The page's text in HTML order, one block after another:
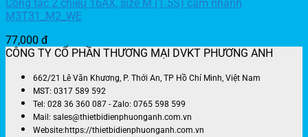
Công tắc 2 chiều 16AX, size M (1.5S) cắm nhanh
M3T31_M2_WE
77,000 đ
CÔNG TY CỔ PHẦN THƯƠNG MẠI DVKT PHƯƠNG ANH
662/21 Lê Văn Khương, P. Thới An, TP Hồ Chí Minh, Việt Nam
MST: 0317 589 592
Tel: 028 36 360 087 - Zalo: 0765 598 599
Mail: sales@thietbidienphuonganh.com.vn
Website:https://thietbidienphuonganh.com.vn